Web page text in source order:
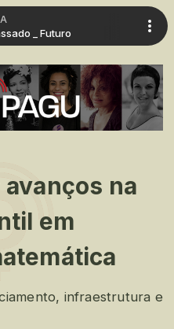
Futuro
na
em
infraestrutura e